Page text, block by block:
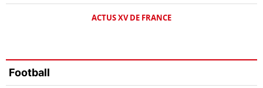
ACTUS XV DE FRANCE
Football